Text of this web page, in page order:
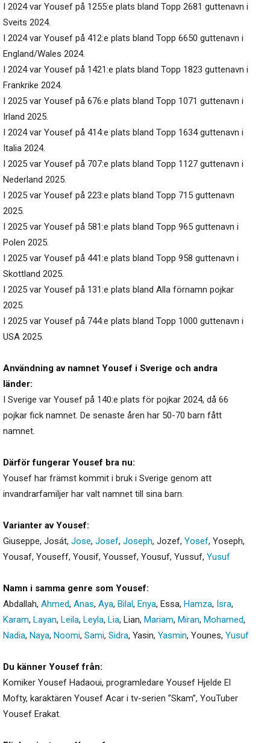
I 2024 var Yousef på 1255:e plats bland Topp 2681 guttenavn i
Sveits 2024.
I 2024 var Yousef på 412:e plats bland Topp 6650 guttenavn i
England/Wales 2024.
I 2024 var Yousef på 1421:e plats bland Topp 1823 guttenavn i
Frankrike 2024.
I 2025 var Yousef på 676:e plats bland Topp 1071 guttenavn i
Irland 2025.
I 2024 var Yousef på 414:e plats bland Topp 1634 guttenavn i
Italia 2024.
I 2025 var Yousef på 707:e plats bland Topp 1127 guttenavn i
Nederland 2025.
I 2025 var Yousef på 223:e plats bland Topp 715 guttenavn
2025.
I 2025 var Yousef på 581:e plats bland Topp 965 guttenavn i
Polen 2025.
I 2025 var Yousef på 441:e plats bland Topp 958 guttenavn i
Skottland 2025.
I 2025 var Yousef på 131:e plats bland Alla förnamn pojkar
2025.
I 2025 var Yousef på 744:e plats bland Topp 1000 guttenavn i
USA 2025.
Användning av namnet Yousef i Sverige och andra
länder:
I Sverige var Yousef på 140:e plats för pojkar 2024, då 66
pojkar fick namnet. De senaste åren har 50-70 barn fått
namnet.
Därför fungerar Yousef bra nu:
Yousef har främst kommit i bruk i Sverige genom att
invandrarfamiljer har valt namnet till sina barn.
Varianter av Yousef:
Giuseppe, Josát, Jose, Josef, Joseph, Jozef, Yosef, Yoseph,
Yousaf, Youseff, Yousif, Youssef, Yousuf, Yussuf, Yusuf
Namn i samma genre som Yousef:
Abdallah, Ahmed, Anas, Aya, Bilal, Enya, Essa, Hamza, Isra,
Karam, Layan, Leila, Leyla, Lia, Lian, Mariam, Miran, Mohamed,
Nadia, Naya, Noomi, Sami, Sidra, Yasin, Yasmin, Younes, Yusuf
Du känner Yousef från:
Komiker Yousef Hadaoui, programledare Yousef Hjelde El
Mofty, karaktären Yousef Acar i tv-serien ”Skam”, YouTuber
Yousef Erakat.